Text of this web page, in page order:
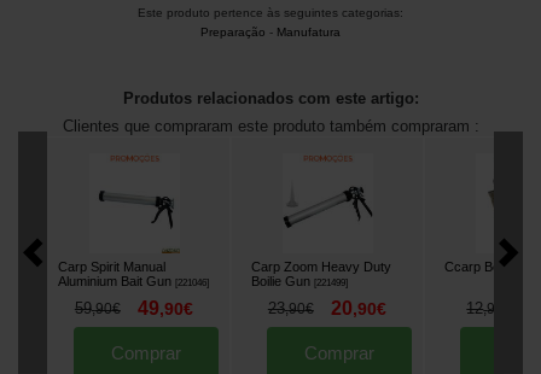
Este produto pertence às seguintes categorias:
Preparação - Manufatura
Produtos relacionados com este artigo:
Clientes que compraram este produto também compraram :
Carp Spirit Manual
Aluminium Bait Gun [221046]
59,90€ 49,90€
Comprar
Carp Zoom Heavy Duty
Boilie Gun [221499]
23,90€ 20,90€
Comprar
Ccarp Boilie Bag
12,90